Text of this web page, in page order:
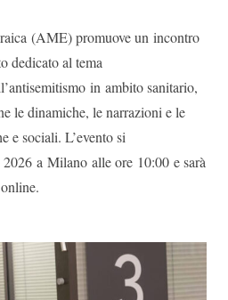
(AME) promuove un incontro
dedicato al tema
in ambito sanitario,
le dinamiche, le narrazioni e le
e sociali. L’evento si
a Milano alle ore 10:00 e sarà